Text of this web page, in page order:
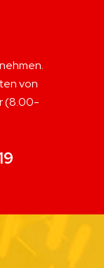
von
(8.00-